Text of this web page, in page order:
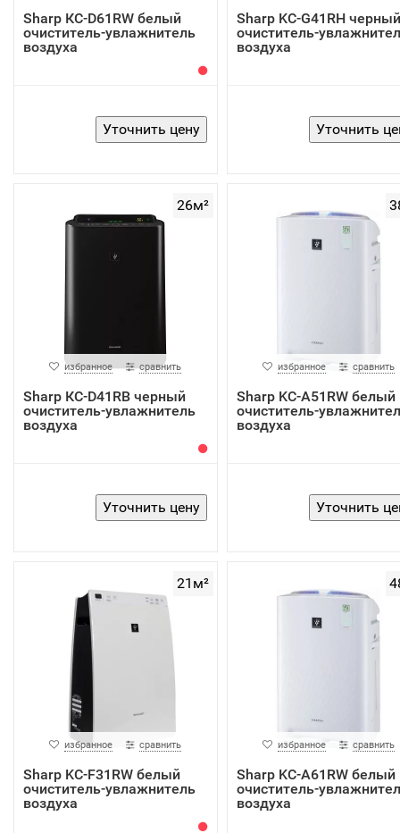
Sharp КС-D61RW белый
очиститель-увлажнитель
воздуха
Sharp KC-G41RH черный
очиститель-
воздуха
26м²
избранное сравнить
Sharp КС-D41RB черный
очиститель-увлажнитель
воздуха
избранное сравнить
Sharp KC-A51RW белый
очиститель-
воздуха
21м²
избранное сравнить
Sharp KC-F31RW белый
очиститель-увлажнитель
воздуха
избранное сравнить
Sharp KC-A61RW белый
очиститель-
воздуха